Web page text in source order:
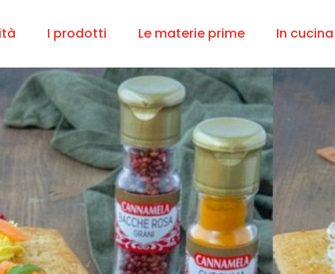
I prodotti Le materie prime In cucina